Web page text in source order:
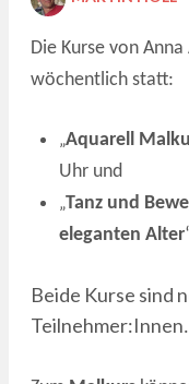
Die Kurse von
wöchentlichstatt:
Aquarell
Uhr und
Tanz und
eleganten Alter
Beide Kurse sind
Teilnehmer:Innen.